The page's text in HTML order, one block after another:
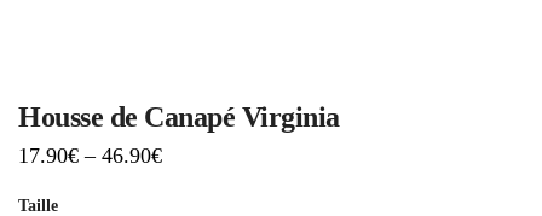
Housse de Canapé Virginia
17.90€ – 46.90€
Taille